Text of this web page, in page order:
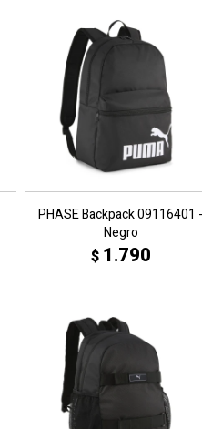
PHASE Backpack 09116401 -
Negro
$ 1.790